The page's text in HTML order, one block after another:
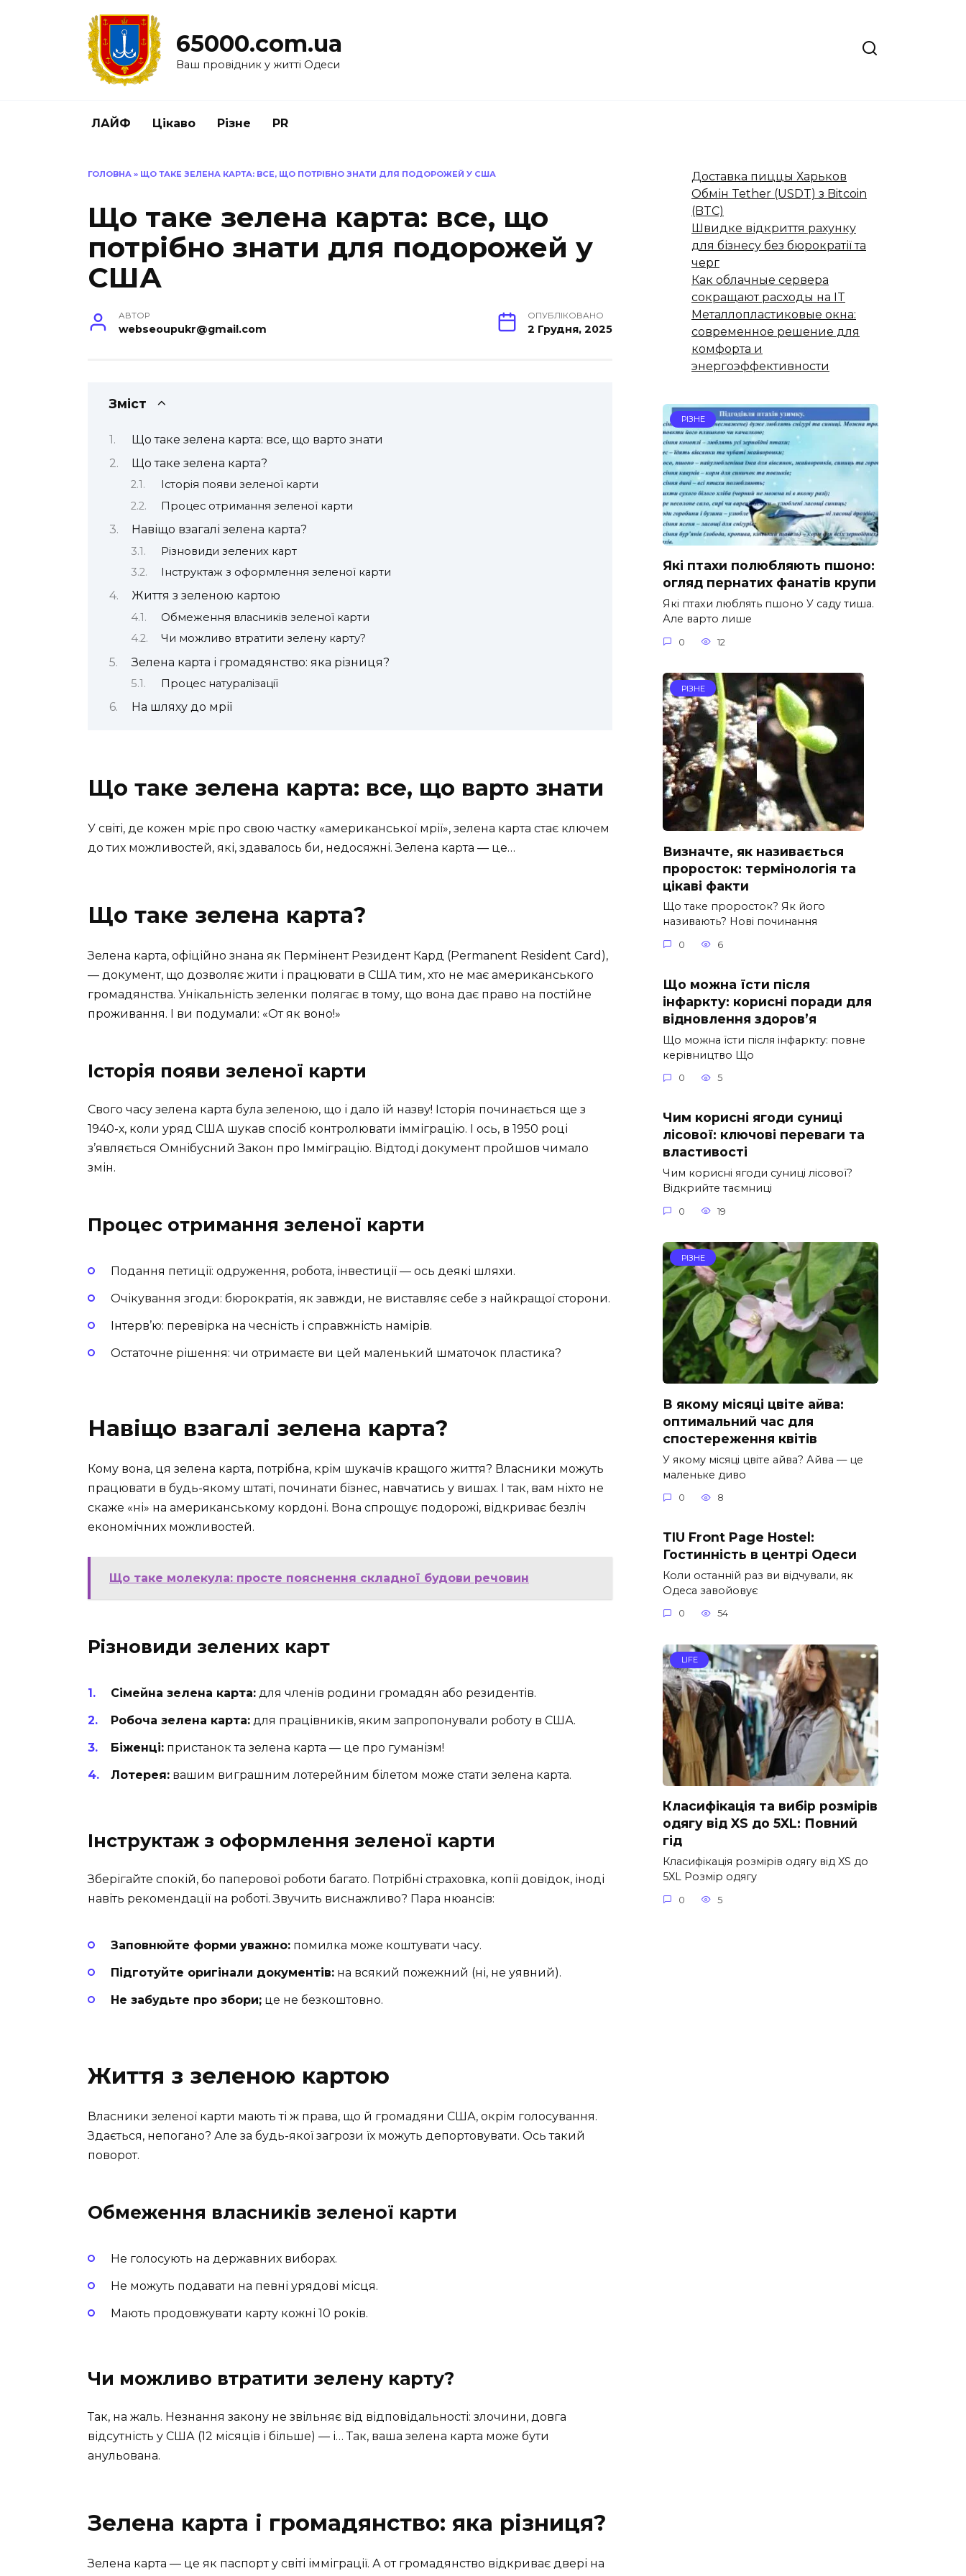
65000.com.ua
Ваш провідник у житті Одеси
ЛАЙФ Цікаво Різне PR
ГОЛОВНА » ЩО ТАКЕ ЗЕЛЕНА КАРТА: ВСЕ, ЩО ПОТРІБНО ЗНАТИ ДЛЯ ПОДОРОЖЕЙ У США
Що таке зелена карта: все, що
потрібно знати для подорожей у
США
АВТОР
webseoupukr@gmail.com
ОПУБЛІКОВАНО
2 Грудня, 2025
Зміст
Що таке зелена карта: все, що варто знати
Що таке зелена карта?
Історія появи зеленої карти
Процес отримання зеленої карти
Навіщо взагалі зелена карта?
Різновиди зелених карт
Інструктаж з оформлення зеленої карти
Життя з зеленою картою
Обмеження власників зеленої карти
Чи можливо втратити зелену карту?
Зелена карта і громадянство: яка різниця?
Процес натуралізації
На шляху до мрії
Що таке зелена карта: все, що варто знати
У світі, де кожен мріє про свою частку «американської мрії», зелена карта стає ключем
до тих можливостей, які, здавалось би, недосяжні. Зелена карта — це…
Що таке зелена карта?
Зелена карта, офіційно знана як Пермінент Резидент Кард (Permanent Resident Card),
— документ, що дозволяє жити і працювати в США тим, хто не має американського
громадянства. Унікальність зеленки полягає в тому, що вона дає право на постійне
проживання. І ви подумали: «От як воно!»
Історія появи зеленої карти
Свого часу зелена карта була зеленою, що і дало їй назву! Історія починається ще з
1940-х, коли уряд США шукав спосіб контролювати імміграцію. І ось, в 1950 році
з’являється Омнібусний Закон про Імміграцію. Відтоді документ пройшов чимало
змін.
Процес отримання зеленої карти
Подання петиції: одруження, робота, інвестиції — ось деякі шляхи.
Очікування згоди: бюрократія, як завжди, не виставляє себе з найкращої сторони.
Інтерв’ю: перевірка на чесність і справжність намірів.
Остаточне рішення: чи отримаєте ви цей маленький шматочок пластика?
Навіщо взагалі зелена карта?
Кому вона, ця зелена карта, потрібна, крім шукачів кращого життя? Власники можуть
працювати в будь-якому штаті, починати бізнес, навчатись у вишах. І так, вам ніхто не
скаже «ні» на американському кордоні. Вона спрощує подорожі, відкриває безліч
економічних можливостей.
Що таке молекула: просте пояснення складної будови речовин
Різновиди зелених карт
Сімейна зелена карта: для членів родини громадян або резидентів.
Робоча зелена карта: для працівників, яким запропонували роботу в США.
Біженці: пристанок та зелена карта — це про гуманізм!
Лотерея: вашим виграшним лотерейним білетом може стати зелена карта.
Інструктаж з оформлення зеленої карти
Зберігайте спокій, бо паперової роботи багато. Потрібні страховка, копії довідок, іноді
навіть рекомендації на роботі. Звучить виснажливо? Пара нюансів:
Заповнюйте форми уважно: помилка може коштувати часу.
Підготуйте оригінали документів: на всякий пожежний (ні, не уявний).
Не забудьте про збори; це не безкоштовно.
Життя з зеленою картою
Власники зеленої карти мають ті ж права, що й громадяни США, окрім голосування.
Здається, непогано? Але за будь-якої загрози їх можуть депортовувати. Ось такий
поворот.
Обмеження власників зеленої карти
Не голосують на державних виборах.
Не можуть подавати на певні урядові місця.
Мають продовжувати карту кожні 10 років.
Чи можливо втратити зелену карту?
Так, на жаль. Незнання закону не звільняє від відповідальності: злочини, довга
відсутність у США (12 місяців і більше) — і… Так, ваша зелена карта може бути
анульована.
Зелена карта і громадянство: яка різниця?
Зелена карта — це як паспорт у світі імміграції. А от громадянство відкриває двері на
Доставка пиццы Харьков
Обмін Tether (USDT) з Bitcoin
(BTC)
Швидке відкриття рахунку
для бізнесу без бюрократії та
черг
Как облачные сервера
сокращают расходы на IT
Металлопластиковые окна:
современное решение для
комфорта и
энергоэффективности
РІЗНЕ
Які птахи полюбляють пшоно:
огляд пернатих фанатів крупи
Які птахи люблять пшоно У саду тиша.
Але варто лише
0 12
РІЗНЕ
Визначте, як називається
проросток: термінологія та
цікаві факти
Що таке проросток? Як його
називають? Нові починання
0 6
Що можна їсти після
інфаркту: корисні поради для
відновлення здоров’я
Що можна їсти після інфаркту: повне
керівництво Що
0 5
Чим корисні ягоди суниці
лісової: ключові переваги та
властивості
Чим корисні ягоди суниці лісової?
Відкрийте таємниці
0 19
РІЗНЕ
В якому місяці цвіте айва:
оптимальний час для
спостереження квітів
У якому місяці цвіте айва? Айва — це
маленьке диво
0 8
TIU Front Page Hostel:
Гостинність в центрі Одеси
Коли останній раз ви відчували, як
Одеса завойовує
0 54
LIFE
Класифікація та вибір розмірів
одягу від XS до 5XL: Повний
гід
Класифікація розмірів одягу від XS до
5XL Розмір одягу
0 5